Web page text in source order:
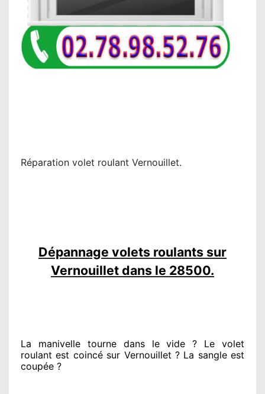
Réparation volet roulant Vernouillet.
Dépannage volets roulants sur
Vernouillet dans le 28500.
La manivelle tourne dans le vide ? Le volet
roulant est coincésur Vernouillet ? La sangle est
coupée ?